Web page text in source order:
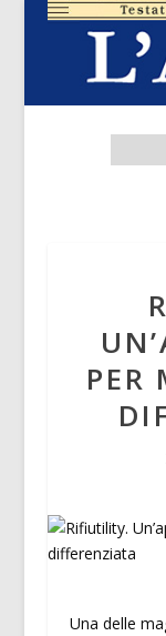
PER
Una delle